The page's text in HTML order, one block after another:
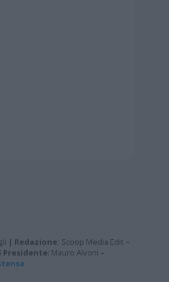
| Redazione: Scoop Media Edit –
Presidente: Mauro Alvoni –